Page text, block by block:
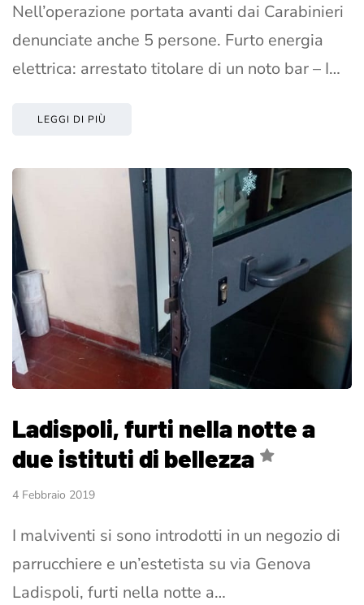
Nell’operazione portata avanti dai Carabinieri
denunciate anche 5 persone. Furto energia
elettrica: arrestato titolare di un noto bar – I…
LEGGI DI PIÙ
Ladispoli, furti nella notte a
due istituti di bellezza
4 Febbraio 2019
I malviventi si sono introdotti in un negozio di
parrucchiere e un’estetista su via Genova
Ladispoli, furti nella notte a…